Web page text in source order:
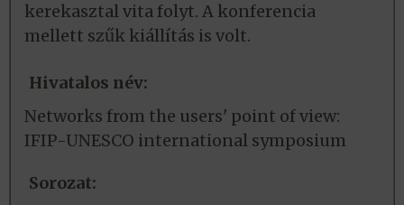
kerekasztal vita folyt. A konferencia
mellett szűk kiállítás is volt.
Hivatalos név:
Networks from the users' point of view:
IFIP-UNESCO international symposium
Sorozat: